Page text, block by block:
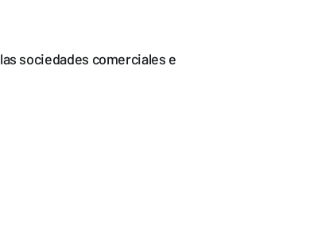
sociedades comerciales e